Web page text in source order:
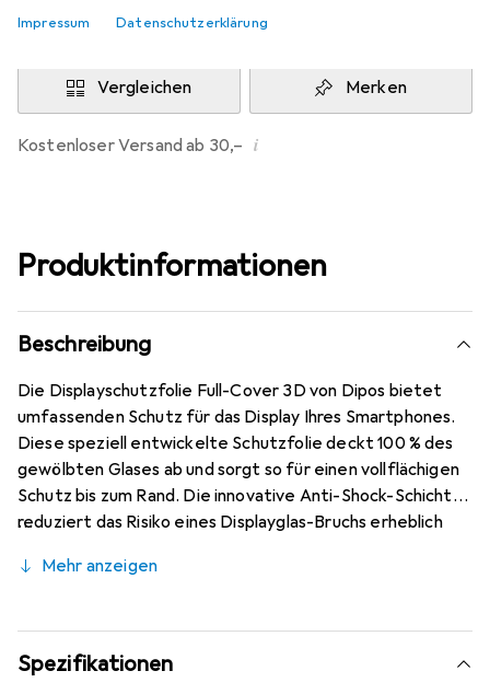
Impressum Datenschutzerklärung
In den Warenkorb
Vergleichen Merken
Kostenloser Versand ab 30,– i
Produktinformationen
Beschreibung
Die Displayschutzfolie Full-Cover 3D von Dipos bietet
umfassenden Schutz für das Display Ihres Smartphones.
Diese speziell entwickelte Schutzfolie deckt 100 % des
gewölbten Glases ab und sorgt so für einen vollflächigen
Schutz bis zum Rand. Die innovative Anti-Shock-Schicht
reduziert das Risiko eines Displayglas-Bruchs erheblich
ist kompatibel mit In-Screen Fingerprint-Sensoren,
beeinträchtigt werden. Die Anbringung der Folie
gestaltet sich einfach und kann jederzeit rückstandsfrei
entfernt werden. Zudem bietet der Hersteller eine
Mehr anzeigen
Spezifikationen